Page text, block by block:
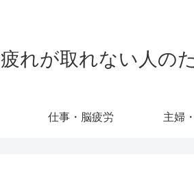
疲れが取れない人の
仕事・脳疲労 主婦